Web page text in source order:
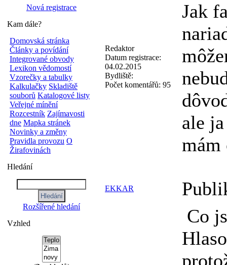
Nová registrace
Kam dále?
Domovská stránka
Články a povídání
Integrované obvody
Lexikon vědomostí
Vzorečky a tabulky
Kalkulačky Skladiště
souborů Katalogové listy
Veřejné mínění
Rozcestník Zajímavosti
dne Mapka stránek
Novinky a změny
Pravidla provozu O
Žirafovinách
Hledání
Rozšířené hledání
Vzhled
Redaktor
Datum registrace:
04.02.2015
Bydliště:
Počet komentářů: 95
Jak
ale
mám
EKKAR
Co